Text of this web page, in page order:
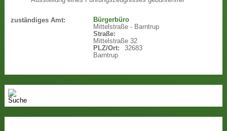
zuständiges Amt:
Bürgerbüro
Mittelstraße - Barntrup
Straße:
Mittelstraße 32
PLZ/Ort:
32683
Barntrup